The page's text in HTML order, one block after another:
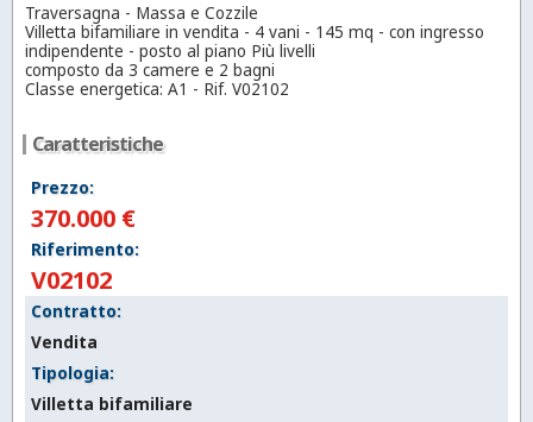
Traversagna - Massa e Cozzile
Villetta bifamiliare in vendita - 4 vani - 145 mq - con ingresso
indipendente - posto al piano Più livelli
composto da 3 camere e 2 bagni
Classe energetica: A1 - Rif. V02102
Caratteristiche
Prezzo:
370.000 €
Riferimento:
V02102
Contratto:
Vendita
Tipologia:
Villetta bifamiliare